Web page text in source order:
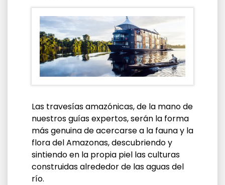
Las travesías amazónicas, de la mano de
nuestros guías expertos, serán la forma
más genuina de acercarse a la fauna y la
flora del Amazonas, descubriendo y
sintiendo en la propia piel las culturas
construidas alrededor de las aguas del
río.